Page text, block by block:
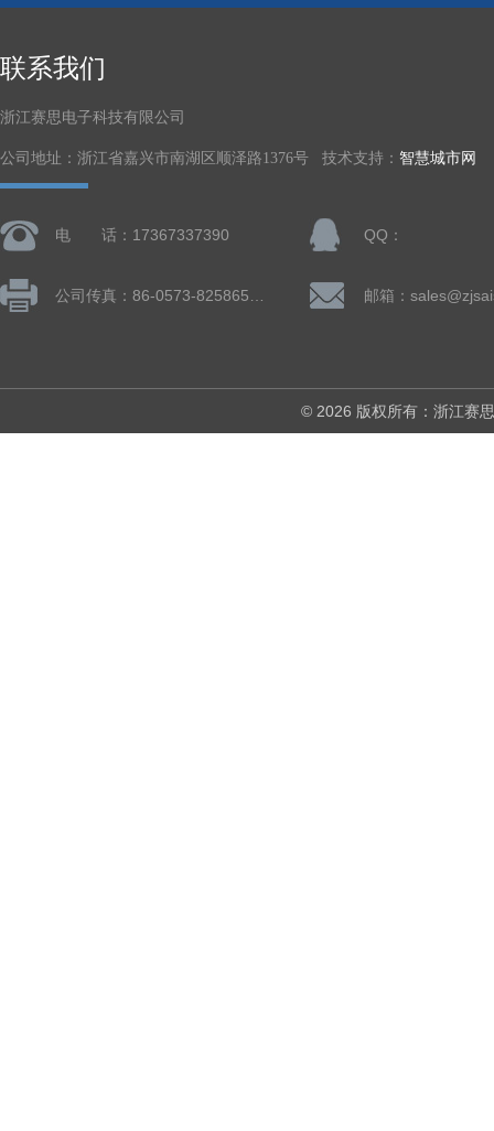
联系我们
浙江赛思电子科技有限公司
公司地址：浙江省嘉兴市南湖区顺泽路1376号 技术支持： 智慧城市网
电 话：17367337390 QQ：
邮箱：
© 2026 版权所有：浙江赛